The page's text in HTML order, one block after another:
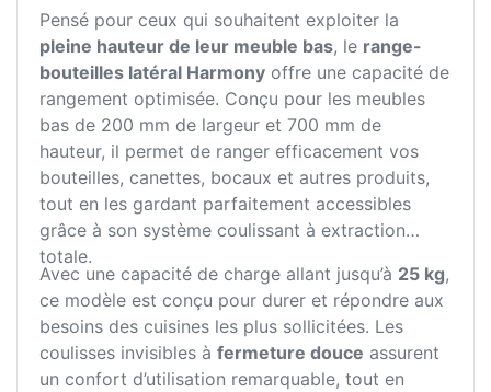
Pensé pour ceux qui souhaitent exploiter la
pleine hauteur de leur meuble bas, le range-
bouteilles latéral Harmony offre une capacité de
rangement optimisée. Conçu pour les meubles
bas de 200 mm de largeur et 700 mm de
hauteur, il permet de ranger efficacement vos
bouteilles, canettes, bocaux et autres produits,
tout en les gardant parfaitement accessibles
grâce à son système coulissant à extraction
totale.
Avec une capacité de charge allant jusqu’à 25 kg,
ce modèle est conçu pour durer et répondre aux
besoins des cuisines les plus sollicitées. Les
coulisses invisibles à fermeture douce assurent
un confort d’utilisation remarquable, tout en